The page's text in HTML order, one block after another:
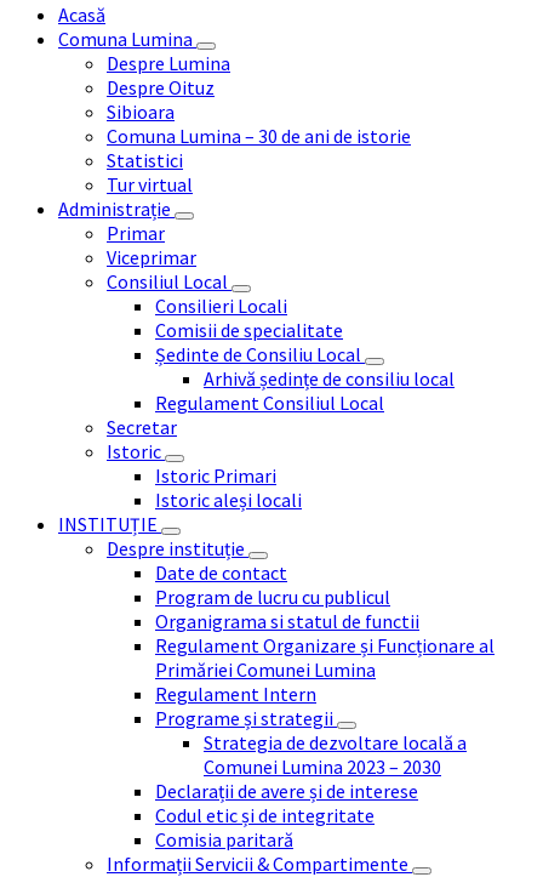
Acasă
Comuna Lumina
Despre Lumina
Despre Oituz
Sibioara
Comuna Lumina – 30 de ani de istorie
Statistici
Tur virtual
Administrație
Primar
Viceprimar
Consiliul Local
Consilieri Locali
Comisii de specialitate
Ședinte de Consiliu Local
Arhivă ședințe de consiliu local
Regulament Consiliul Local
Secretar
Istoric
Istoric Primari
Istoric aleși locali
INSTITUȚIE
Despre instituție
Date de contact
Program de lucru cu publicul
Organigrama si statul de functii
Regulament Organizare și Funcționare al
Primăriei Comunei Lumina
Regulament Intern
Programe și strategii
Strategia de dezvoltare locală a
Comunei Lumina 2023 – 2030
Declarații de avere și de interese
Codul etic și de integritate
Comisia paritară
Informații Servicii & Compartimente